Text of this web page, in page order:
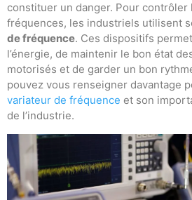
constituer un danger. Pour contrôler
fréquences, les industriels utilisent
de fréquence. Ces dispositifs
l’énergie, de maintenir le bon état
motorisés et de garder un bon
pouvez vous renseigner davantage
variateur de fréquence et son
de l’industrie.